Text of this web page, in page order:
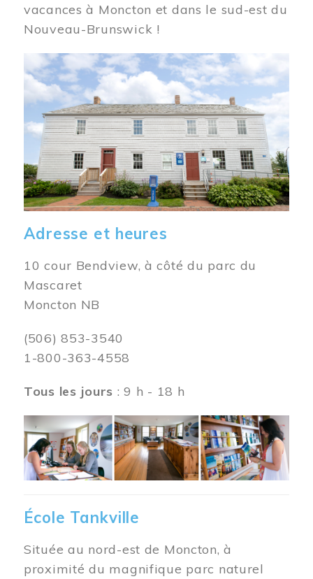
vacances à Moncton et dans le sud-est du
Nouveau-Brunswick !
Image
Adresse et heures
10 cour Bendview, à côté du parc du
Mascaret
Moncton NB
(506) 853-3540
1-800-363-4558
Tous les jours : 9 h - 18 h
Image
École Tankville
Située au nord-est de Moncton, à
proximité du magnifique parc naturel